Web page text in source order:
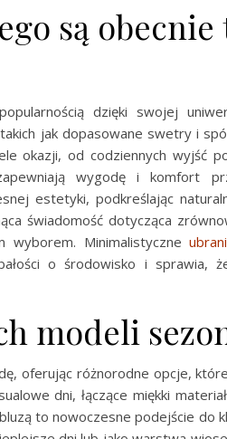
są obecnie
dzięki swojej
jak dopasowane swetry i
okazji, od codziennych wyjść
wygodę i komfort
estetyki, podkreślając
świadomość dotycząca
wyborem. Minimalistyczne
o środowisko i sprawia,
modeli
oferując różnorodne opcje,
dni, łączące miękki
to nowoczesne podejście do